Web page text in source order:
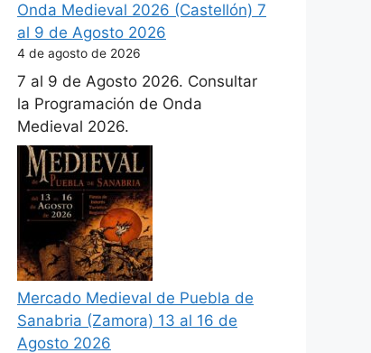
Onda Medieval 2026 (Castellón) 7
al 9 de Agosto 2026
4 de agosto de 2026
7 al 9 de Agosto 2026. Consultar
la Programación de Onda
Medieval 2026.
Mercado Medieval de Puebla de
Sanabria (Zamora) 13 al 16 de
Agosto 2026